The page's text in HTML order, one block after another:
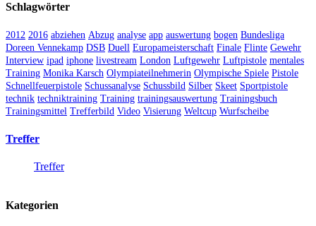
Schlagwörter
2012 2016 abziehen Abzug analyse app auswertung bogen Bundesliga
Doreen Vennekamp DSB Duell Europameisterschaft Finale Flinte Gewehr
Interview ipad iphone livestream London Luftgewehr Luftpistole mentales
Training Monika Karsch Olympiateilnehmerin Olympische Spiele Pistole
Schnellfeuerpistole Schussanalyse Schussbild Silber Skeet Sportpistole
technik techniktraining Training trainingsauswertung Trainingsbuch
Trainingsmittel Trefferbild Video Visierung Weltcup Wurfscheibe
Treffer
Treffer
Kategorien